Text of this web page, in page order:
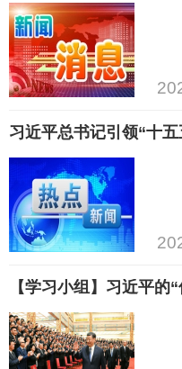
习近平总书记引领“十
【学习小组】习近平的